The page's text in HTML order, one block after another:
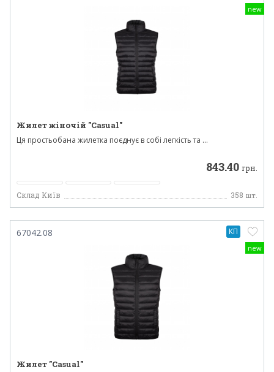
new
Жилет жіночій "Casual"
Ця простьобана жилетка поєднує в собі легкість та ...
843.40 грн.
Склад Київ 358 шт.
new
67042.08
Жилет "Casual"
КП